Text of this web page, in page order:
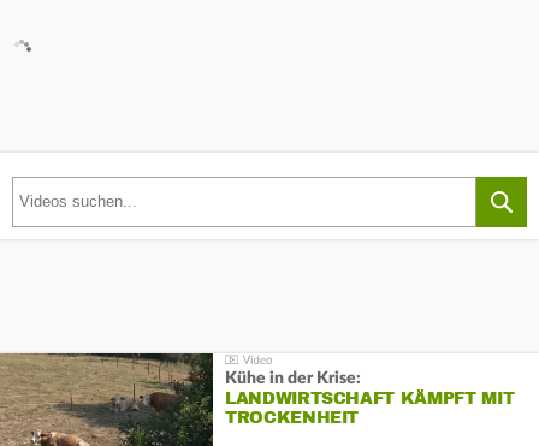
Kühe in der Krise:
LANDWIRTSCHAFT KÄMPFT MIT
TROCKENHEIT